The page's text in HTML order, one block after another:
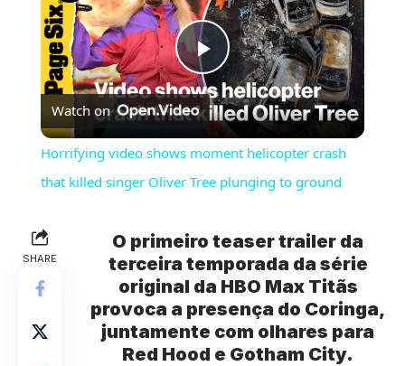
Play
Video
Watch on
Horrifying video shows moment helicopter crash
that killed singer Oliver Tree plunging to ground
SHARE
O primeiro teaser trailer da
terceira temporada da série
original da HBO Max Titãs
provoca a presença do Coringa,
juntamente com olhares para
Red Hood e Gotham City.